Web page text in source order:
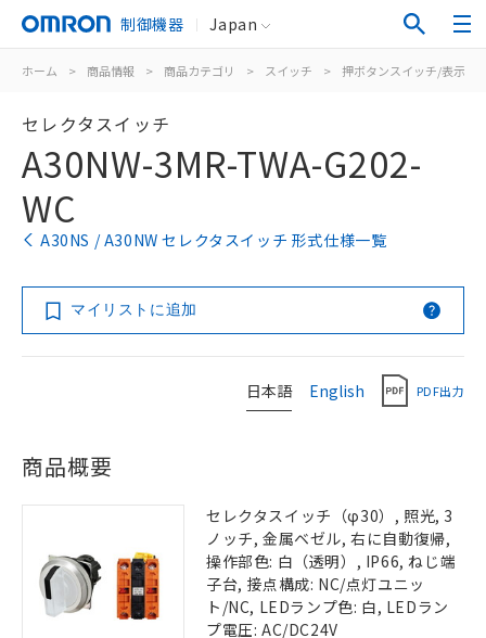
制御機器 Japan
ホーム > 商品情報 > 商品カテゴリ > スイッチ > 押ボタンスイッチ/表示灯
セレクタスイッチ
A30NW-3MR-TWA-G202-
WC
A30NS / A30NW セレクタスイッチ 形式仕様一覧
マイリストに追加
日本語 English PDF出力
商品概要
セレクタスイッチ（φ30）, 照光, 3
ノッチ, 金属ベゼル, 右に自動復帰,
操作部色: 白（透明）, IP66, ねじ端
子台, 接点構成: NC/点灯ユニッ
ト/NC, LEDランプ色: 白, LEDラン
プ電圧: AC/DC24V